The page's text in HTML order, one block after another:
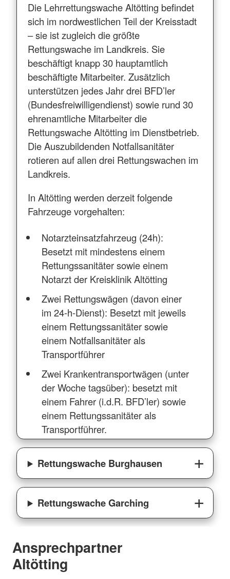
Die Lehrrettungswache Altötting befindet
sich im nordwestlichen Teil der Kreisstadt
– sie ist zugleich die größte
Rettungswache im Landkreis. Sie
beschäftigt knapp 30 hauptamtlich
beschäftigte Mitarbeiter. Zusätzlich
unterstützen jedes Jahr drei BFD’ler
(Bundesfreiwilligendienst) sowie rund 30
ehrenamtliche Mitarbeiter die
Rettungswache Altötting im Dienstbetrieb.
Die Auszubildenden Notfallsanitäter
rotieren auf allen drei Rettungswachen im
Landkreis.
In Altötting werden derzeit folgende
Fahrzeuge vorgehalten:
Notarzteinsatzfahrzeug (24h):
Besetzt mit mindestens einem
Rettungssanitäter sowie einem
Notarzt der Kreisklinik Altötting
Zwei Rettungswägen (davon einer
im 24-h-Dienst): Besetzt mit jeweils
einem Rettungssanitäter sowie
einem Notfallsanitäter als
Transportführer
Zwei Krankentransportwägen (unter
der Woche tagsüber): besetzt mit
einem Fahrer (i.d.R. BFD’ler) sowie
einem Rettungssanitäter als
Transportführer.
Rettungswache Burghausen
Rettungswache Garching
Ansprechpartner
Altötting